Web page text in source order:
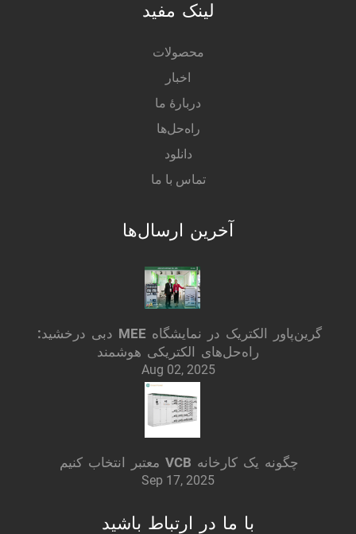
لینک مفید
محصولات
اخبار
دربارهٔ ما
راه‌حل‌ها
دانلود
تماس با ما
آخرین ارسال‌ها
گرین‌پاور الکتریک در نمایشگاه MEE دبی درخشید:
راه‌حل‌های الکتریکی هوشمند
Aug 02, 2025
چگونه یک کارخانه VCB معتبر انتخاب کنیم
Sep 17, 2025
با ما در ارتباط باشید